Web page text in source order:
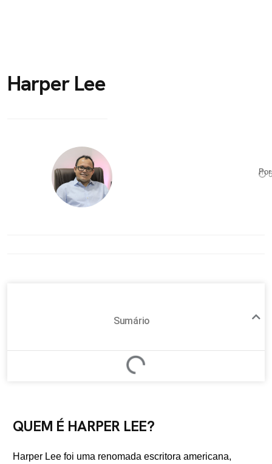
Harper Lee
⏱
Sumário
QUEM É HARPER LEE?
Harper Lee foi uma renomada escritora americana,